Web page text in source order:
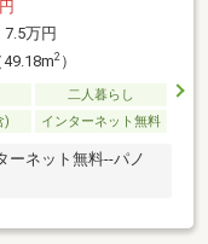
7.5万円
2）
二人暮らし
) インターネット無料
ーネット無料--パノ